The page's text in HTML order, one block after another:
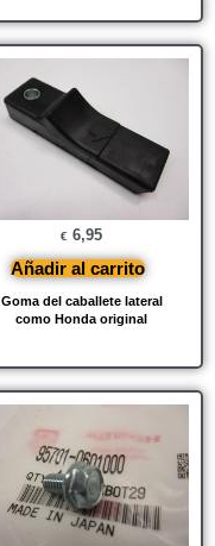
Goma del caballete lateral
como Honda original
€ 6,95
Añadir al carrito